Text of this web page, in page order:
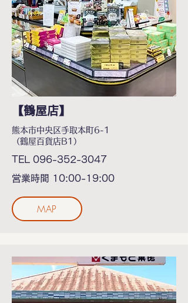
【鶴屋店】
熊本市中央区手取本町6-1
（鶴屋百貨店B1）
TEL 096-352-3047
営業時間 10:00-19:00
MAP